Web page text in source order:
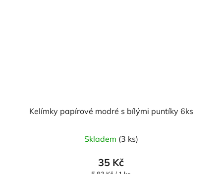
Kelímky papírové modré s bílými puntíky 6ks
Skladem (3 ks)
35 Kč